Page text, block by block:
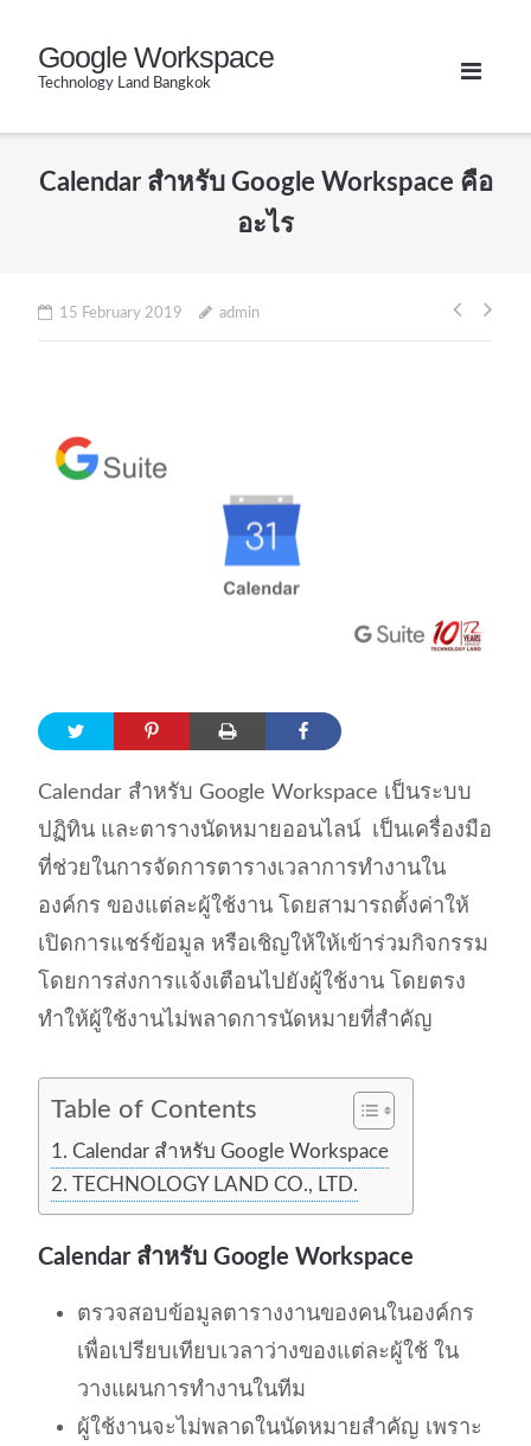
content
Google Workspace
Technology Land Bangkok
Calendar สำหรับ Google Workspace คือ
อะไร
15 February 2019 admin
Post
Calendar สำหรับ Google Workspace เป็นระบบ
ปฏิทิน และตารางนัดหมายออนไลน์ เป็นเครื่องมือ
ที่ช่วยในการจัดการตารางเวลาการทำงานใน
องค์กร ของแต่ละผู้ใช้งาน โดยสามารถตั้งค่าให้
เปิดการแชร์ข้อมูล หรือเชิญให้ให้เข้าร่วมกิจกรรม
โดยการส่งการแจ้งเตือนไปยังผู้ใช้งาน โดยตรง
ทำให้ผู้ใช้งานไม่พลาดการนัดหมายที่สำคัญ
Table of Contents
Calendar สำหรับ Google Workspace
TECHNOLOGY LAND CO., LTD.
Calendar สำหรับ Google Workspace
ตรวจสอบข้อมูลตารางงานของคนในองค์กร
เพื่อเปรียบเทียบเวลาว่างของแต่ละผู้ใช้ ใน
วางแผนการทำงานในทีม
ผู้ใช้งานจะไม่พลาดในนัดหมายสำคัญ เพราะ